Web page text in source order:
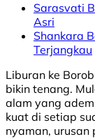
Sarasvati
Asri
Shankara
Terjangkau
Liburan ke
bikin tenang.
alam yang
kuat di setiap
nyaman, urusan